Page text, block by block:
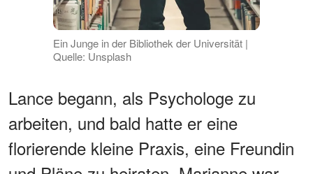
Ein Junge in der Bibliothek der Universität |
Quelle: Unsplash
Lance begann, als Psychologe zu
arbeiten, und bald hatte er eine
florierende kleine Praxis, eine Freundin